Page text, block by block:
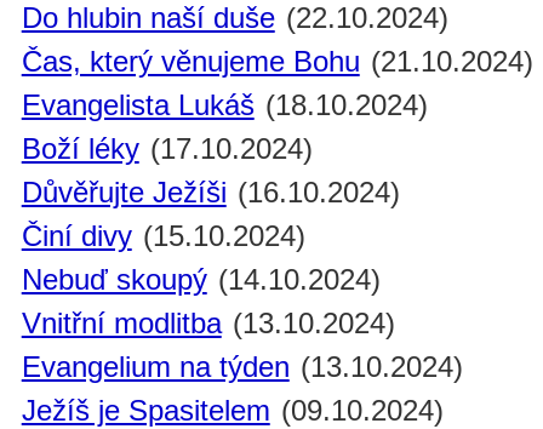
Do hlubin naší duše (22.10.2024)
Čas, který věnujeme Bohu (21.10.2024)
Evangelista Lukáš (18.10.2024)
Boží léky (17.10.2024)
Důvěřujte Ježíši (16.10.2024)
Činí divy (15.10.2024)
Nebuď skoupý (14.10.2024)
Vnitřní modlitba (13.10.2024)
Evangelium na týden (13.10.2024)
Ježíš je Spasitelem (09.10.2024)